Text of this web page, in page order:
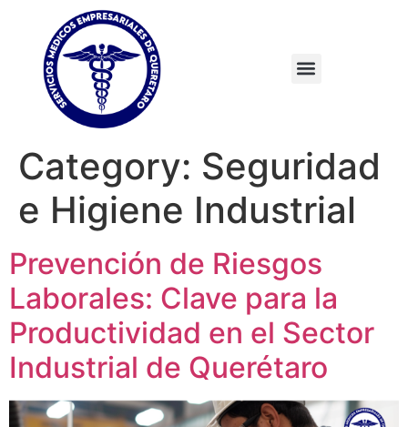
Category: Seguridad
e Higiene Industrial
Prevención de Riesgos
Laborales: Clave para la
Productividad en el Sector
Industrial de Querétaro